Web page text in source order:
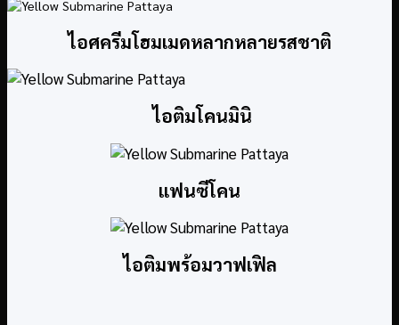
ไอศครีมโฮมเมดหลากหลายรสชาติ
ไอติมโคนมินิ
แฟนซีโคน
ไอติมพร้อมวาฟเฟิล